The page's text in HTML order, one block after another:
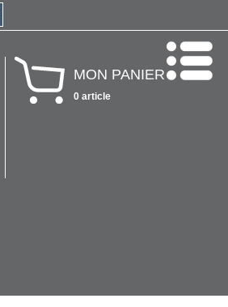
MON PANIER
0 article